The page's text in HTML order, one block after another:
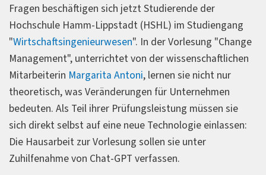
Fragen beschäftigen sich jetzt Studierende der
Hochschule Hamm-Lippstadt (HSHL) im Studiengang
"Wirtschaftsingenieurwesen". In der Vorlesung "Change
Management", unterrichtet von der wissenschaftlichen
Mitarbeiterin Margarita Antoni, lernen sie nicht nur
theoretisch, was Veränderungen für Unternehmen
bedeuten. Als Teil ihrer Prüfungsleistung müssen sie
sich direkt selbst auf eine neue Technologie einlassen:
Die Hausarbeit zur Vorlesung sollen sie unter
Zuhilfenahme von Chat-GPT verfassen.